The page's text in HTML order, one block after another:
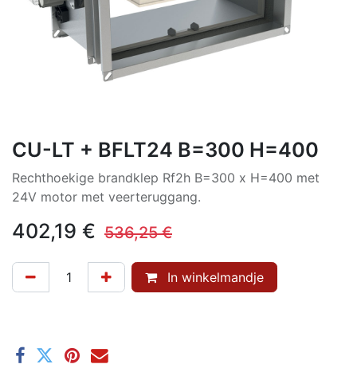
CU-LT + BFLT24 B=300 H=400
Rechthoekige brandklep Rf2h B=300 x H=400 met
24V motor met veerteruggang.
402,19 € 536,25€
In winkelmandje